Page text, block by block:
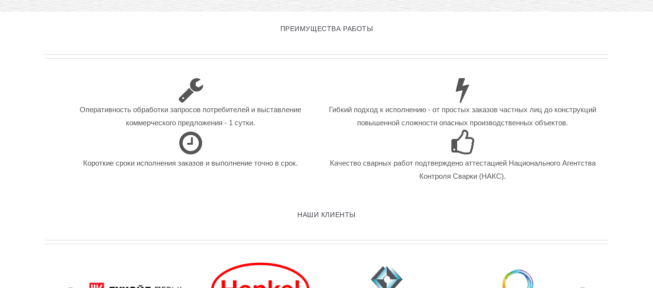
ПРЕИМУЩЕСТВА РАБОТЫ
Оперативность обработки запросов потребителей и выставление
коммерческого предложения - 1 сутки.
Гибкий подход к исполнению - от простых заказов частных лиц до конструкций
повышенной сложности опасных производственных объектов.
Короткие сроки исполнения заказов и выполнение точно в срок.
Качество сварных работ подтверждено аттестацией Национального Агентства
Контроля Сварки (НАКС).
НАШИ КЛИЕНТЫ